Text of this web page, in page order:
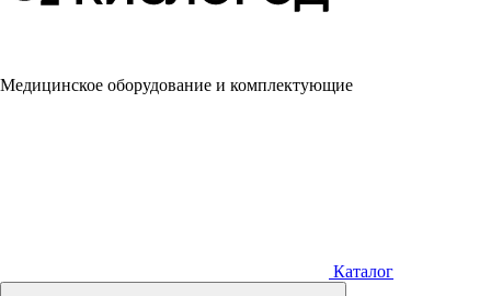
Медицинское оборудование и комплектующие
Каталог